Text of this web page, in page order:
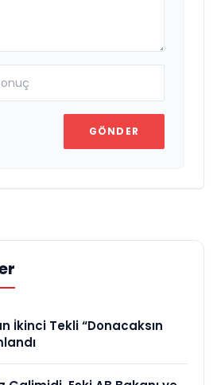
GÖNDER
İkinci Tekli “Donacaksın